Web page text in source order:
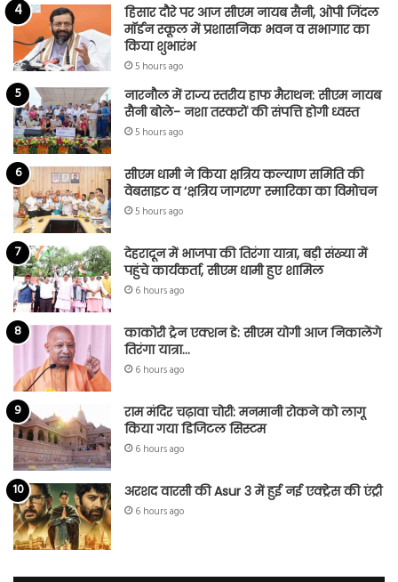
हिसार दौरे पर आज सीएम नायब सैनी, ओपी जिंदल
मॉर्डन स्कूल में प्रशासनिक भवन व सभागार का
किया शुभारंभ
5 hours ago
नारनौल में राज्य स्तरीय हाफ मैराथन: सीएम नायब
सैनी बोले- नशा तस्करों की संपत्ति होगी ध्वस्त
5 hours ago
सीएम धामी ने किया क्षत्रिय कल्याण समिति की
वेबसाइट व ‘क्षत्रिय जागरण’ स्मारिका का विमोचन
5 hours ago
देहरादून में भाजपा की तिरंगा यात्रा, बड़ी संख्या में
पहुंचे कार्यकर्ता, सीएम धामी हुए शामिल
6 hours ago
काकोरी ट्रेन एक्शन डे: सीएम योगी आज निकालेंगे
तिरंगा यात्रा…
6 hours ago
राम मंदिर चढ़ावा चोरी: मनमानी रोकने को लागू
किया गया डिजिटल सिस्टम
6 hours ago
अरशद वारसी की Asur 3 में हुई नई एक्ट्रेस की एंट्री
6 hours ago